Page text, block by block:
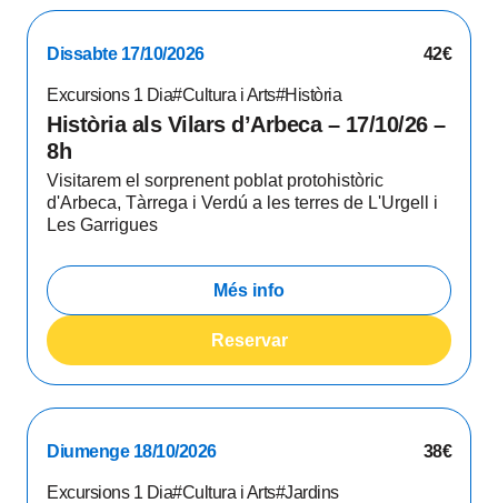
Dissabte 17/10/2026 42€
Excursions 1 Dia#Cultura i Arts#Història
Història als Vilars d’Arbeca – 17/10/26 –
8h
Visitarem el sorprenent poblat protohistòric
d'Arbeca, Tàrrega i Verdú a les terres de L'Urgell i
Les Garrigues
Més info
Reservar
Diumenge 18/10/2026 38€
Excursions 1 Dia#Cultura i Arts#Jardins